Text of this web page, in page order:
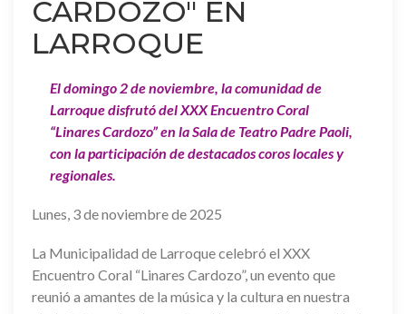
CARDOZO" EN
LARROQUE
El domingo 2 de noviembre, la comunidad de
Larroque disfrutó del XXX Encuentro Coral
“Linares Cardozo” en la Sala de Teatro Padre Paoli,
con la participación de destacados coros locales y
regionales.
Lunes, 3 de noviembre de 2025
La Municipalidad de Larroque celebró el XXX
Encuentro Coral “Linares Cardozo”, un evento que
reunió a amantes de la música y la cultura en nuestra